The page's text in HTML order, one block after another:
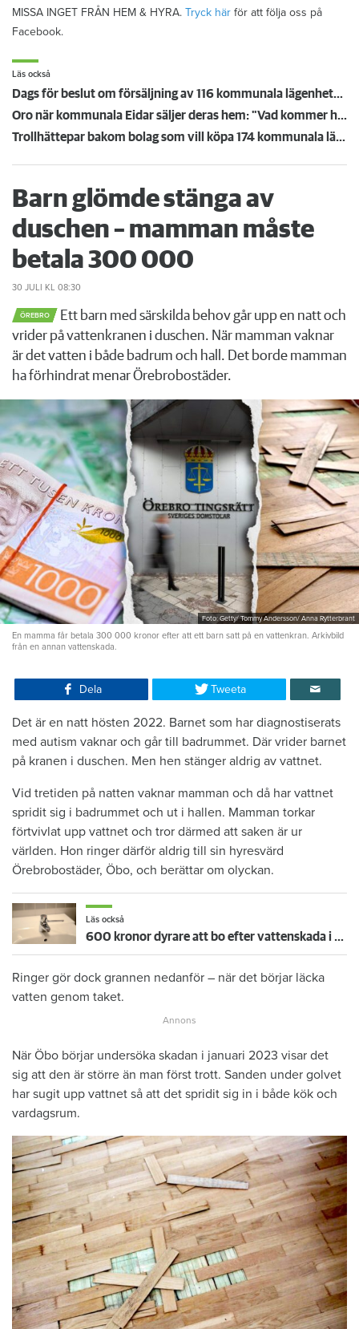
MISSA INGET FRÅN HEM & HYRA. Tryck här för att följa oss på
Facebook.
Läs också
Dags för beslut om försäljning av 116 kommunala lägenheter – hyresgästen Alexandra: "Orolig för chockhöjda hyror"
Oro när kommunala Eidar säljer deras hem: "Vad kommer hända med hyran?"
Trollhättepar bakom bolag som vill köpa 174 kommunala lägenheter - Hyresgäst: "Förväntar mig samma höga nivå"
Barn glömde stänga av
duschen – mamman måste
betala 300 000
30 JULI KL 08:30
ÖREBRO
Ett barn med särskilda behov går upp en natt och
vrider på vattenkranen i duschen. När mamman vaknar
är det vatten i både badrum och hall. Det borde mamman
ha förhindrat menar Örebrobostäder.
Foto: Getty/ Tommy Andersson/ Anna Rytterbrant
En mamma får betala 300 000 kronor efter att ett barn satt på en vattenkran. Arkivbild
från en annan vattenskada.
Dela Tweeta
Det är en natt hösten 2022. Barnet som har diagnostiserats
med autism vaknar och går till badrummet. Där vrider barnet
på kranen i duschen. Men hen stänger aldrig av vattnet.
Vid tretiden på natten vaknar mamman och då har vattnet
spridit sig i badrummet och ut i hallen. Mamman torkar
förtvivlat upp vattnet och tror därmed att saken är ur
världen. Hon ringer därför aldrig till sin hyresvärd
Örebrobostäder, Öbo, och berättar om olyckan.
Läs också
600 kronor dyrare att bo efter vattenskada i Varberg
Ringer gör dock grannen nedanför – när det börjar läcka
vatten genom taket.
När Öbo börjar undersöka skadan i januari 2023 visar det
sig att den är större än man först trott. Sanden under golvet
har sugit upp vattnet så att det spridit sig in i både kök och
vardagsrum.